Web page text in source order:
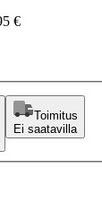
€
Toimitus
Ei saatavilla